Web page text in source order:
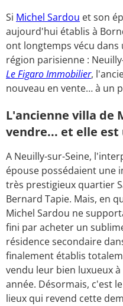
Si Michel Sardou et son
aujourd'hui établis à
ont longtemps vécu dans
région parisienne :
Le Figaro Immobilier,
nouveau en vente… à un
L'ancienne villa de
vendre... et elle
A Neuilly-sur-Seine,
épouse possédaient une
très prestigieux quartier
Bernard Tapie. Mais, en
Michel Sardou ne
fini par acheter un
résidence secondaire
finalement établis
vendu leur bien luxueux
année. Désormais, c'est
lieux qui revend cette